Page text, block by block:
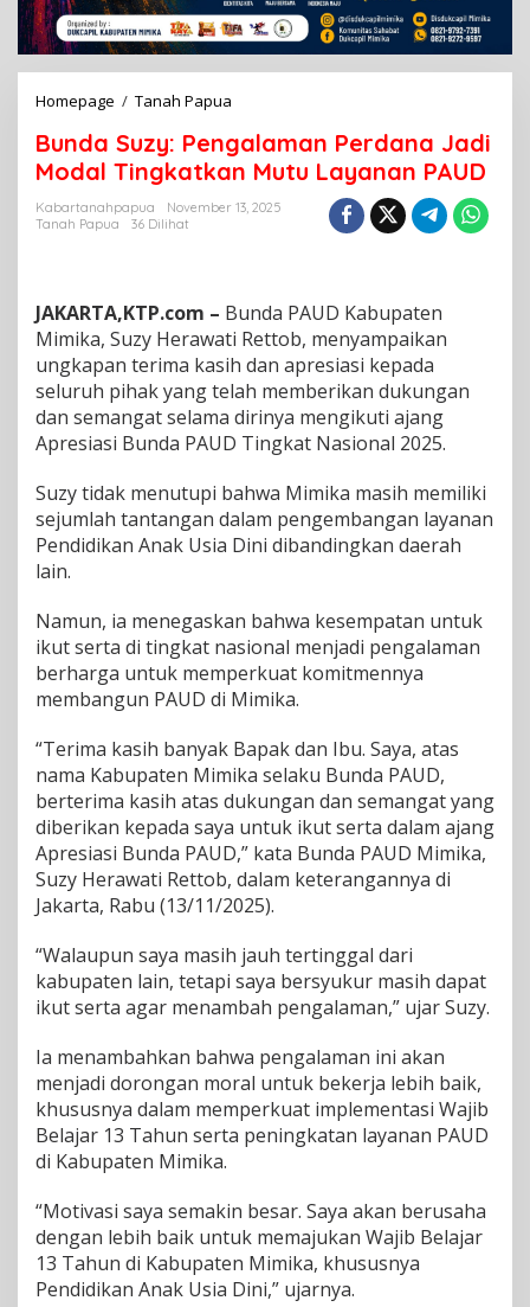
Homepage / Tanah Papua
n
d
a
S
P
e
n
g
a
l
a
a
n
P
e
a
n
a
J
a
i
M
o
d
a
l
T
n
k
a
k
n
M
u
u
y
a
a
n
Bunda Suzy: Pengalaman Perdana Jadi
Modal Tingkatkan Mutu Layanan PAUD
Kabartanahpapua
November 13, 2025
Tanah Papua
36 Dilihat
JAKARTA,KTP.com – Bunda PAUD Kabupaten
Mimika, Suzy Herawati Rettob, menyampaikan
ungkapan terima kasih dan apresiasi kepada
seluruh pihak yang telah memberikan dukungan
dan semangat selama dirinya mengikuti ajang
Apresiasi Bunda PAUD Tingkat Nasional 2025.
Suzy tidak menutupi bahwa Mimika masih memiliki
sejumlah tantangan dalam pengembangan layanan
Pendidikan Anak Usia Dini dibandingkan daerah
lain.
Namun, ia menegaskan bahwa kesempatan untuk
ikut serta di tingkat nasional menjadi pengalaman
berharga untuk memperkuat komitmennya
membangun PAUD di Mimika.
“Terima kasih banyak Bapak dan Ibu. Saya, atas
nama Kabupaten Mimika selaku Bunda PAUD,
berterima kasih atas dukungan dan semangat yang
diberikan kepada saya untuk ikut serta dalam ajang
Apresiasi Bunda PAUD,” kata Bunda PAUD Mimika,
Suzy Herawati Rettob, dalam keterangannya di
Jakarta, Rabu (13/11/2025).
“Walaupun saya masih jauh tertinggal dari
kabupaten lain, tetapi saya bersyukur masih dapat
ikut serta agar menambah pengalaman,” ujar Suzy.
Ia menambahkan bahwa pengalaman ini akan
menjadi dorongan moral untuk bekerja lebih baik,
khususnya dalam memperkuat implementasi Wajib
Belajar 13 Tahun serta peningkatan layanan PAUD
di Kabupaten Mimika.
“Motivasi saya semakin besar. Saya akan berusaha
dengan lebih baik untuk memajukan Wajib Belajar
13 Tahun di Kabupaten Mimika, khususnya
Pendidikan Anak Usia Dini,” ujarnya.